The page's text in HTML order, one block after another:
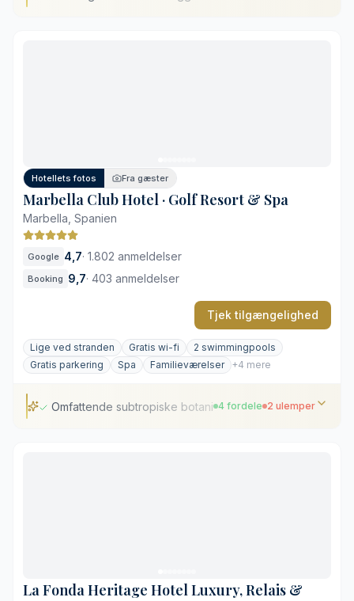
Hotellets fotos Fra gæster
Marbella Club Hotel · Golf Resort & Spa
Marbella, Spanien
Google 4,7· 1.802 anmeldelser
Booking 9,7· 403 anmeldelser
Tjek tilgængelighed
Lige ved stranden Gratis wi-fi
2 swimmingpools
Gratis parkering
Spa Familieværelser +4 mere
Omfattende subtropiske botaniske haver
4 fordele 2 ulemper
La Fonda Heritage Hotel Luxury, Relais &